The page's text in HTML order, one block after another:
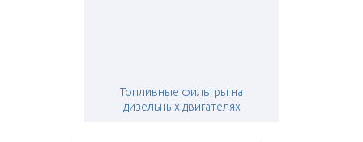
Топливные фильтры на
дизельных двигателях